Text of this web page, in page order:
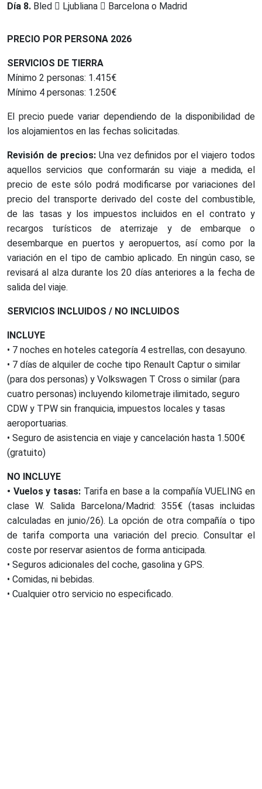
Día 8. Bled Ljubliana Barcelona o Madrid
PRECIO POR PERSONA 2026
SERVICIOS DE TIERRA
Mínimo 2 personas: 1.415€
Mínimo 4 personas: 1.250€
El precio puede variar dependiendo de la disponibilidad de
los alojamientos en las fechas solicitadas.
Revisión de precios:Una vez definidos por el viajero todos
aquellos servicios que conformarán su viaje a medida, el
precio de este sólo podrá modificarse por variaciones del
precio del transporte derivado del coste del combustible,
de las tasas y los impuestos incluidos en el contrato y
recargos turísticos de aterrizaje y de embarque o
desembarque en puertos y aeropuertos, así como por la
variación en el tipo de cambio aplicado. En ningún caso, se
revisará al alza durante los 20 días anteriores a la fecha de
salida del viaje.
SERVICIOS INCLUIDOS / NO INCLUIDOS
INCLUYE
• 7 noches en hoteles categoría 4 estrellas, con desayuno.
• 7 días de alquiler de coche tipo Renault Captur o similar
(para dos personas) y Volkswagen T Cross o similar (para
cuatro personas) incluyendo kilometraje ilimitado, seguro
CDW y TPW sin franquicia, impuestos locales y tasas
aeroportuarias.
• Seguro de asistencia en viaje y cancelación hasta 1.500€
(gratuito)
NO INCLUYE
• Vuelos y tasas:Tarifa en base a la compañía VUELING en
clase W. Salida Barcelona/Madrid: 355€ (tasas incluidas
calculadas en junio/26). La opción de otra compañía o tipo
de tarifa comporta una variación del precio. Consultar el
coste por reservar asientos de forma anticipada.
• Seguros adicionales del coche, gasolina y GPS.
• Comidas, ni bebidas.
• Cualquier otro servicio no especificado.